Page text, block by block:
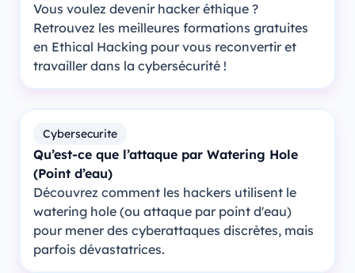
Vous voulez devenir hacker éthique ?
Retrouvez les meilleures formations gratuites
en Ethical Hacking pour vous reconvertir et
travailler dans la cybersécurité !
Cybersecurite
Qu’est-ce que l’attaque par Watering Hole
(Point d’eau)
Découvrez comment les hackers utilisent le
watering hole (ou attaque par point d'eau)
pour mener des cyberattaques discrètes, mais
parfois dévastatrices.